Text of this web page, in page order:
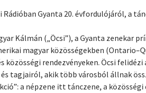
Gyanta 20. évfordulójáról, a
Kálmán („Öcsi”), a Gyanta zenekar
magyar közösségekben
rendezvényeken. Öcsi
tagjairól, akik több városból állnak
a népzene itt tánczene, a